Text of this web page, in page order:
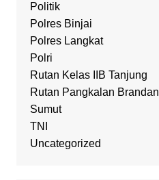
Politik
Polres Binjai
Polres Langkat
Polri
Rutan Kelas IIB Tanjung
Rutan Pangkalan Brandan
Sumut
TNI
Uncategorized